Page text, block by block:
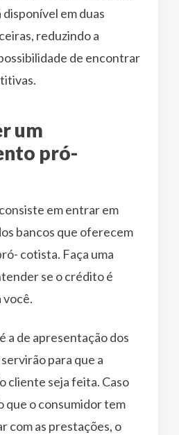
em duas
reduzindo a
de encontrar
um
pró-
em entrar em
bancos que oferecem
cotista. Faça uma
se o crédito é
a de apresentação dos
para que a
cliente seja feita. Caso
que o consumidor tem
com as prestações, o